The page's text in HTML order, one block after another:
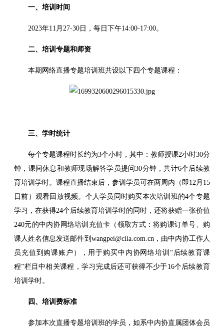
一、培训时间
2023年11月27-30日，每日下午14:00-17:00。
二、培训专题和师资
本期网络直播专题培训班共设以下四个专题课程：
三、学时统计
每个专题课程时长约为3个小时，其中：教师授课2小时30分
钟，课间休息和教师现场解答学员提问30分钟，共计6个后续教
育培训学时。课程直播结束后，参训学员可在两周内（即12月15
日前）观看回放视频。个人学员同时购买本次培训班的4个专题
学习，在获得24个后续教育培训学时的同时，还将获赠一张价值
240元的中内协网络培训充值卡（领取方式：将购课订单号、购
课人姓名信息发送邮件到wangpei@ciia.com.cn，由中内协工作人
员充值到购课账户），用于购买中内协网络培训“后续教育课
程”栏目中相关课程，学习完成后还可获得不少于16个后续教育
培训学时。
四、培训费标准
参加本次直播专题培训班的学员，如系中内协直属团体会员